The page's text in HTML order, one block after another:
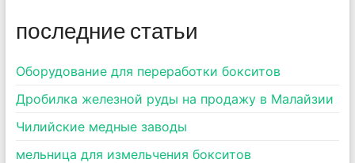
последние статьи
Оборудование для переработки бокситов
Дробилка железной руды на продажу в Малайзии
Чилийские медные заводы
мельница для измельчения бокситов